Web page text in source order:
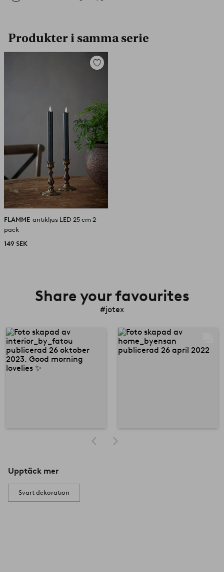
Produkter i samma serie
Lägg
FLAMME antikljus LED 25 cm 2-
pack
149 SEK
Share your favourites
#jotex
Upptäck mer
Svart dekoration